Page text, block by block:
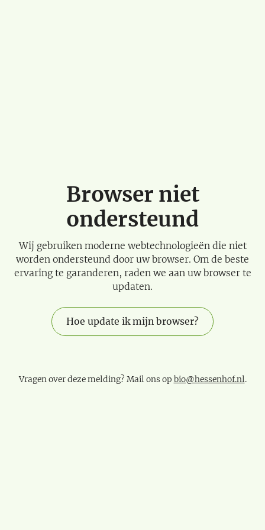
Browser niet
ondersteund
Wij gebruiken moderne webtechnologieën die niet
worden ondersteund door uw browser. Om de beste
ervaring te garanderen, raden we aan uw browser te
updaten.
Hoe update ik mijn browser?
Vragen over deze melding? Mail ons op bio@hessenhof.nl.